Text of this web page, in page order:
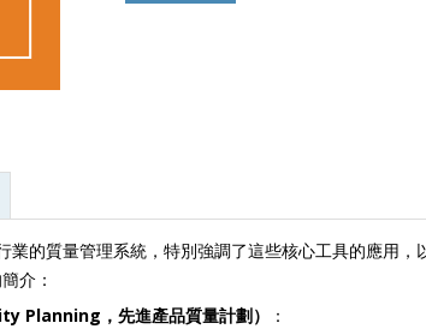
業的質量管理系統，特別強調了這些核心工具的應用，
介：
Planning，先進產品質量計劃）
：